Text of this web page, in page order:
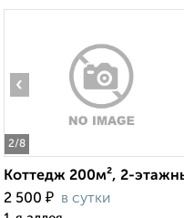
2/8
‹
Коттедж 200м², 2-
2 500 ₽ в сутки